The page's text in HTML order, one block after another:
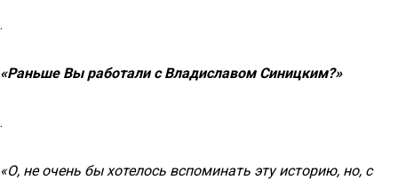
.
«Раньше Вы работали с Владиславом Синицким?»
.
«О, не очень бы хотелось вспоминать эту историю, но, с